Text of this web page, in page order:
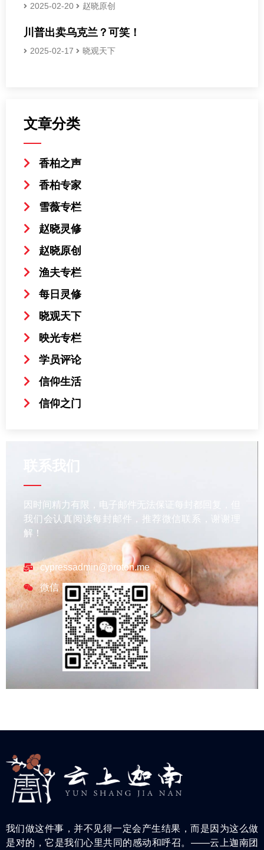
2025-02-20 赵晓原创
川普出卖乌克兰？可笑！
2025-02-17 晓观天下
文章分类
香柏之声
香柏专家
雪薇专栏
赵晓灵修
赵晓原创
渔夫专栏
每日灵修
晓观天下
映光专栏
学员评论
信仰生活
信仰之门
因时间精力有限，电子邮件无法保证每封都回复，但
我们会认真阅读每封邮件，推荐微信联系，谢谢理
解！
cypressadmin@proton.me
微信
我们做这件事，并不见得一定会产生结果，而是因为这么做
是对的，它是我们心里共同的感动和呼召。——云上迦南团